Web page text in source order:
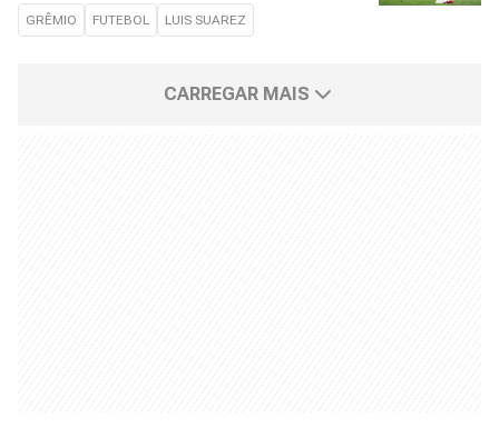
GRÊMIO FUTEBOL LUIS SUAREZ
CARREGAR MAIS